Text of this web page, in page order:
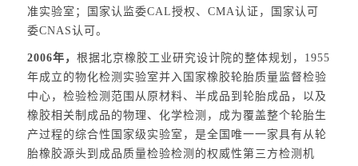
准实验室；国家认监委CAL授权、CMA认证，国家认可
委CNAS认可。
2006年，根据北京橡胶工业研究设计院的整体规划，1955
年成立的物化检测实验室并入国家橡胶轮胎质量监督检验
中心，检验检测范围从原材料、半成品到轮胎成品，以及
橡胶相关制成品的物理、化学检测，成为覆盖整个轮胎生
产过程的综合性国家级实验室，是全国唯一一家具有从轮
胎橡胶源头到成品质量检验检测的权威性第三方检测机